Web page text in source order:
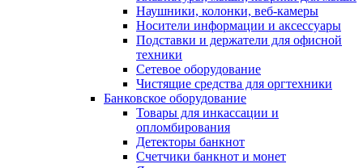
Наушники, колонки, веб-камеры
Носители информации и аксессуары
Подставки и держатели для офисной
техники
Сетевое оборудование
Чистящие средства для оргтехники
Банковское оборудование
Товары для инкассации и
опломбирования
Детекторы банкнот
Счетчики банкнот и монет